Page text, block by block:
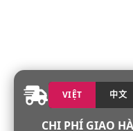
VIỆT 中文
CHI PHÍ GIAO